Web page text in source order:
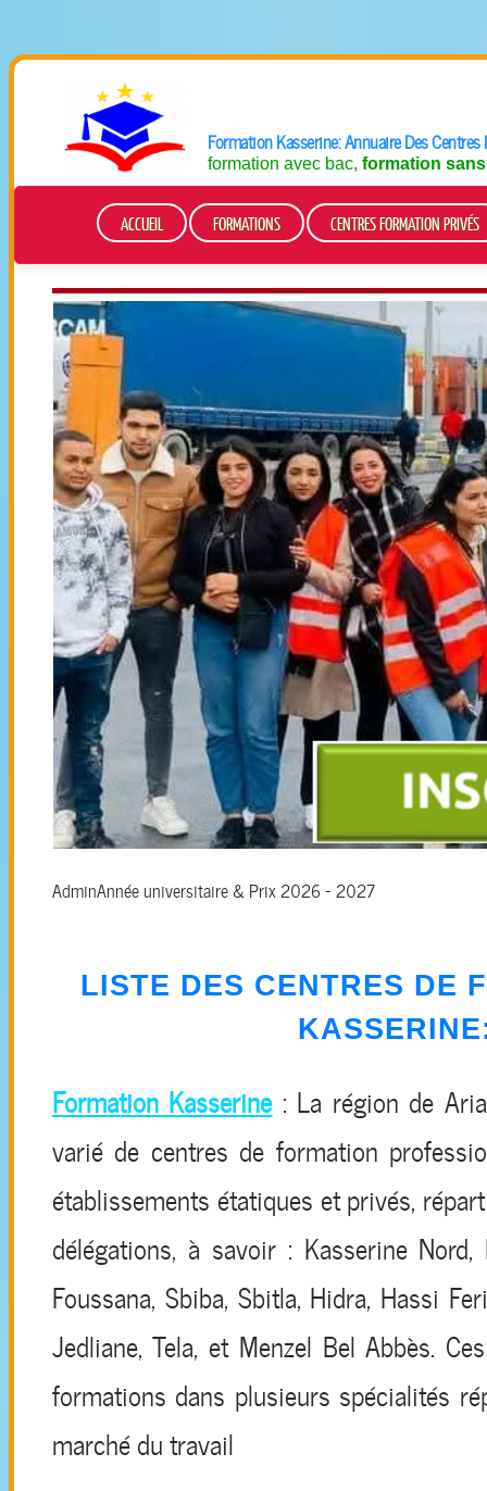
Formation Kasserine: Annuaire Des
formation avec bac, formation
ACCUEIL FORMATIONS CENTRES FORMATION PRIVÉS
AdminAnnée universitaire & Prix 2026 - 2027
LISTE DES CENTRES DE
Formation Kasserine: La région de
varié de centres de formation
établissements étatiques et privés,
délégations, à savoir : Kasserine Nord,
Foussana, Sbiba, Sbitla, Hidra, Hassi
Jedliane, Tela, et Menzel Bel Abbès.
formations dans plusieurs spécialités
marché du travail